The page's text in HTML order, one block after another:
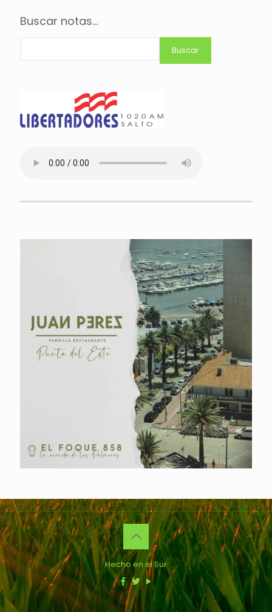
Buscar notas...
Buscar
Hecho en el Sur